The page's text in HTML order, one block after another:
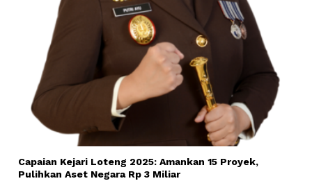
Capaian Kejari Loteng 2025: Amankan 15 Proyek,
Pulihkan Aset Negara Rp 3 Miliar